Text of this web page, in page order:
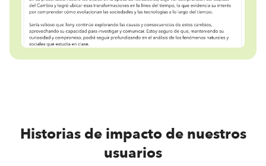
Historias de impacto de nuestros
usuarios